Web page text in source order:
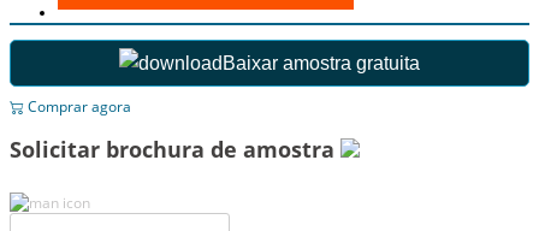
Baixar amostra gratuita
Comprar agora
Solicitar brochura de amostra